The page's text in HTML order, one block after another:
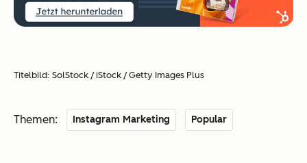
Titelbild: SolStock / iStock / Getty Images Plus
Themen: Instagram Marketing Popular